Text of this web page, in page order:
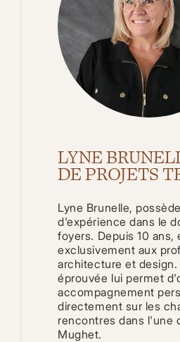
LYNE
DE PROJETS
Lyne Brunelle,
d'expérience dans le
foyers. Depuis 10 ans,
exclusivement aux
architecture et
éprouvée lui permet
accompagnement
directement sur les
rencontres dans l'une
Mughet.